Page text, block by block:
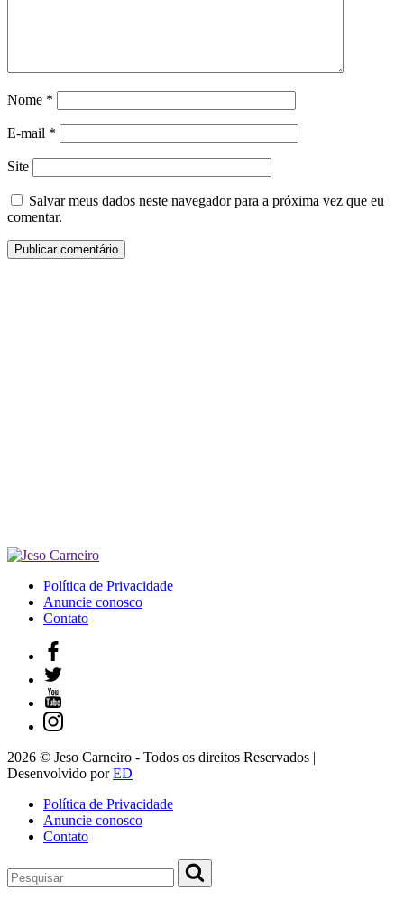
Nome *
E-mail *
Site
Salvar meus dados neste navegador para a próxima vez que eu
comentar.
Política de Privacidade
Anuncie conosco
Contato
2026 © Jeso Carneiro - Todos os direitos Reservados |
Desenvolvido porED
Política de Privacidade
Anuncie conosco
Contato